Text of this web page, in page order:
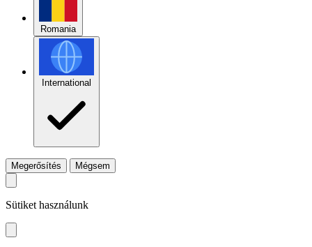
Romania
International
Megerősítés Mégsem
Sütiket használunk